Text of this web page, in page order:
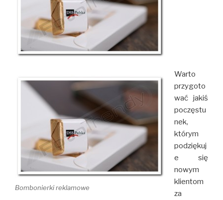
Bombonierki reklamowe
Warto
przygoto
wać jakiś
poczęstu
nek,
którym
podziękuj
e się
nowym
klientom
za